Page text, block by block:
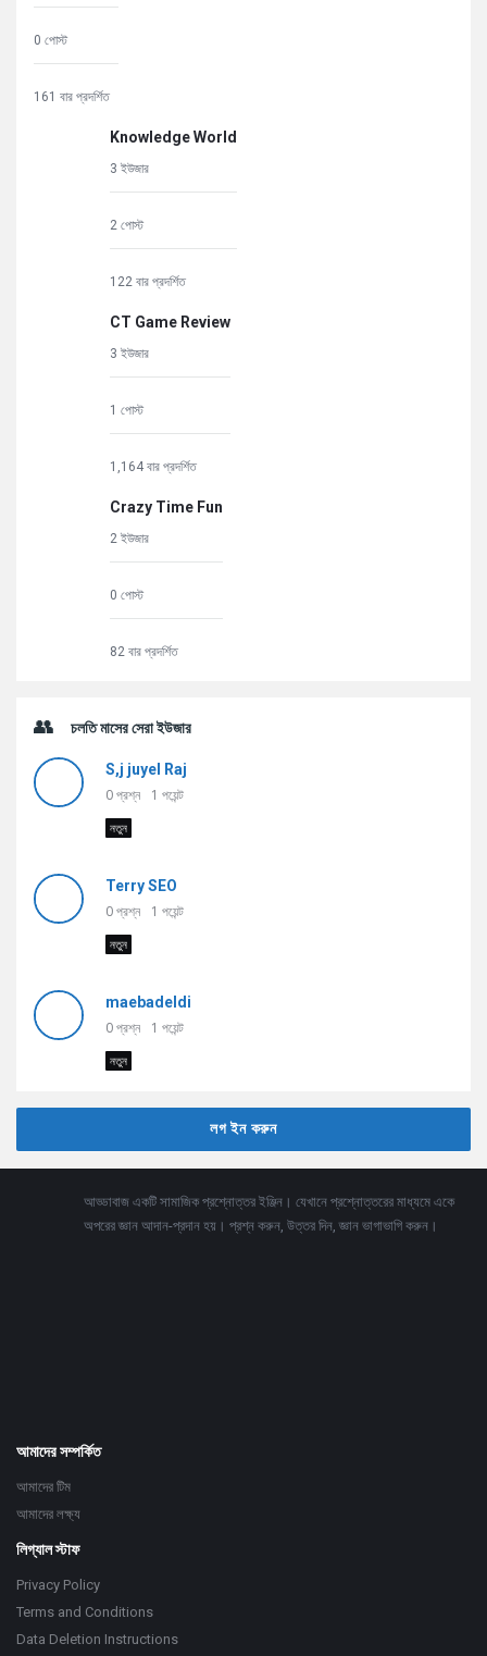
0 পোস্ট
161 বার প্রদর্শিত
Knowledge World
3 ইউজার
2 পোস্ট
122 বার প্রদর্শিত
CT Game Review
3 ইউজার
1 পোস্ট
1,164 বার প্রদর্শিত
Crazy Time Fun
2 ইউজার
0 পোস্ট
82 বার প্রদর্শিত
চলতি মাসের সেরা ইউজার
S,j juyel Raj
0প্রশ্ন 1 পয়েন্ট
নতুন
Terry SEO
0প্রশ্ন 1 পয়েন্ট
নতুন
maebadeldi
0প্রশ্ন 1 পয়েন্ট
নতুন
লগ ইন করুন
আড্ডাবাজ একটি সামাজিক প্রশ্নোত্তর ইঞ্জিন। যেখানে প্রশ্নোত্তরের মাধ্যমে একে
অপরের জ্ঞান আদান-প্রদান হয়। প্রশ্ন করুন, উত্তর দিন, জ্ঞান ভাগাভাগি করুন।
আমাদের সম্পর্কিত
আমাদের টিম
আমাদের লক্ষ্য
লিগ্যাল স্টাফ
Privacy Policy
Terms and Conditions
Data Deletion Instructions